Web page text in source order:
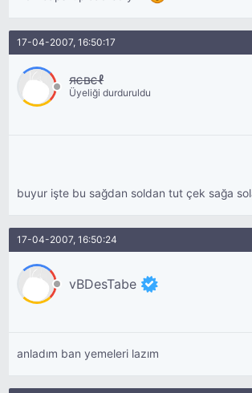
17-04-2007, 16:50:17
яєвєℓ
Üyeliği durduruldu
buyur işte bu sağdan soldan tut çek sağa
17-04-2007, 16:50:24
vBDesTabe
anladım ban yemeleri lazım